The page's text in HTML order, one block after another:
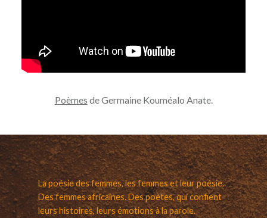
Poèmes de Germaine Kouméalo Anate.
La poésie des femmes, les femmes et leur poésie.
Des femmes africaines. Des poètes, qui confient
leurs histoires, leurs émotions à la parole.